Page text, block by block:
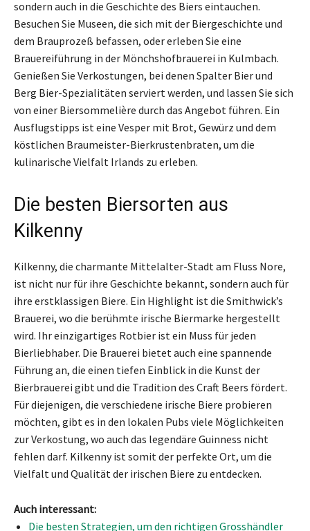
sondern auch in die Geschichte des Biers eintauchen.
Besuchen Sie Museen, die sich mit der Biergeschichte und
dem Brauprozeß befassen, oder erleben Sie eine
Brauereiführung in der Mönchshofbrauerei in Kulmbach.
Genießen Sie Verkostungen, bei denen Spalter Bier und
Berg Bier-Spezialitäten serviert werden, und lassen Sie sich
von einer Biersommelière durch das Angebot führen. Ein
Ausflugstipps ist eine Vesper mit Brot, Gewürz und dem
köstlichen Braumeister-Bierkrustenbraten, um die
kulinarische Vielfalt Irlands zu erleben.
Die besten Biersorten aus
Kilkenny
Kilkenny, die charmante Mittelalter-Stadt am Fluss Nore,
ist nicht nur für ihre Geschichte bekannt, sondern auch für
ihre erstklassigen Biere. Ein Highlight ist die Smithwick’s
Brauerei, wo die berühmte irische Biermarke hergestellt
wird. Ihr einzigartiges Rotbier ist ein Muss für jeden
Bierliebhaber. Die Brauerei bietet auch eine spannende
Führung an, die einen tiefen Einblick in die Kunst der
Bierbrauerei gibt und die Tradition des Craft Beers fördert.
Für diejenigen, die verschiedene irische Biere probieren
möchten, gibt es in den lokalen Pubs viele Möglichkeiten
zur Verkostung, wo auch das legendäre Guinness nicht
fehlen darf. Kilkenny ist somit der perfekte Ort, um die
Vielfalt und Qualität der irischen Biere zu entdecken.
Auch interessant:
Die besten Strategien, um den richtigen Grosshändler